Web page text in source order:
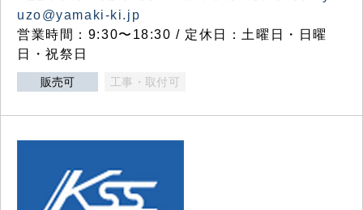
uzo@yamaki-ki.jp
営業時間：9:30〜18:30 / 定休日：土曜日・日曜
日・祝祭日
販売可 工事・取付可